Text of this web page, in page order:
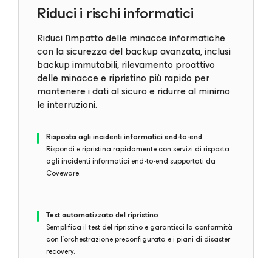
Riduci i rischi informatici
Riduci l'impatto delle minacce informatiche
con la sicurezza del backup avanzata, inclusi
backup immutabili, rilevamento proattivo
delle minacce e ripristino più rapido per
mantenere i dati al sicuro e ridurre al minimo
le interruzioni.
Risposta agli incidenti informatici end-to-end
Rispondi e ripristina rapidamente con servizi di risposta
agli incidenti informatici end-to-end supportati da
Coveware.
Test automatizzato del ripristino
Semplifica il test del ripristino e garantisci la conformità
con l'orchestrazione preconfigurata e i piani di disaster
recovery.